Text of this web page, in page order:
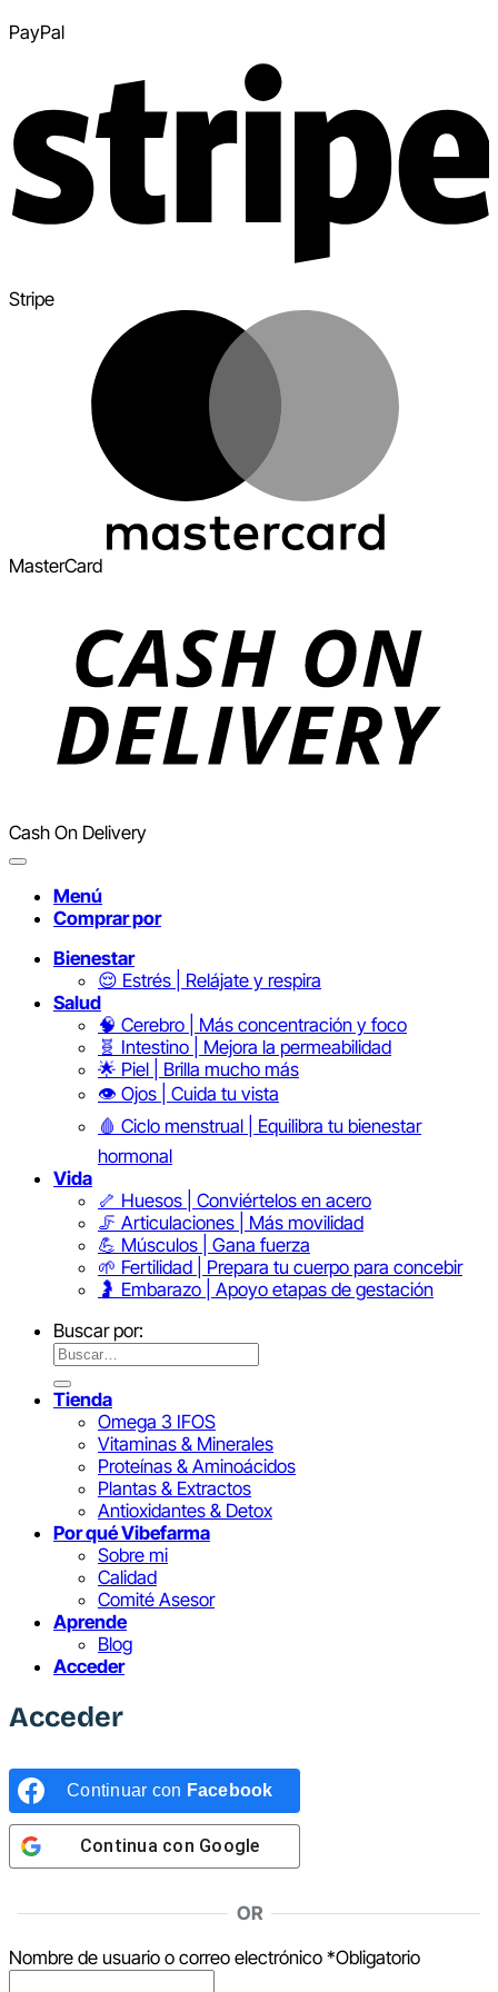
PayPal
Stripe
MasterCard
Cash On Delivery
Menú
Comprar por
Bienestar
😌 Estrés | Relájate y respira
Salud
🧠 Cerebro | Más concentración y foco
🧬 Intestino | Mejora la permeabilidad
🌟 Piel | Brilla mucho más
👁️ Ojos | Cuida tu vista
🩸 Ciclo menstrual | Equilibra tu bienestar
hormonal
Vida
🦴 Huesos | Conviértelos en acero
🦵 Articulaciones | Más movilidad
💪 Músculos | Gana fuerza
🌱 Fertilidad | Prepara tu cuerpo para concebir
🤰 Embarazo | Apoyo etapas de gestación
Buscar por:
Tienda
Omega 3 IFOS
Vitaminas & Minerales
Proteínas & Aminoácidos
Plantas & Extractos
Antioxidantes & Detox
Por qué Vibefarma
Sobre mi
Calidad
Comité Asesor
Aprende
Blog
Acceder
Acceder
Continuar con Facebook
Continua con Google
OR
Nombre de usuario o correo electrónico *Obligatorio